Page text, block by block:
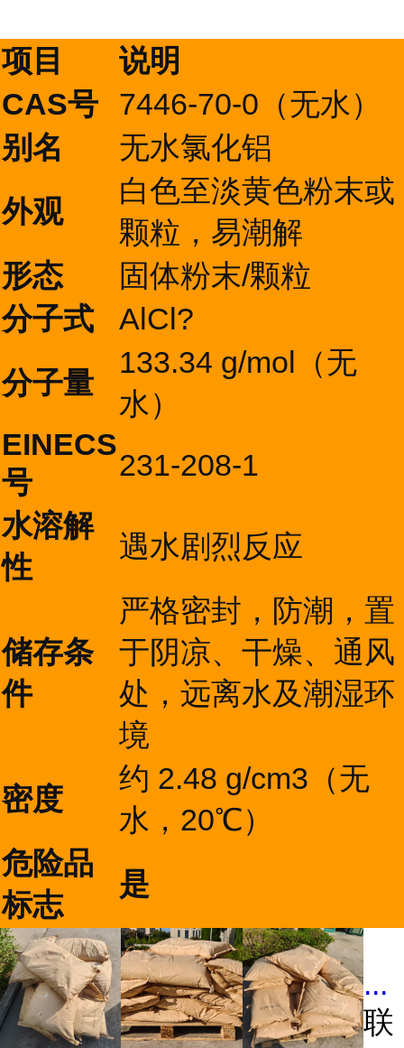
项目
说明
CAS号
7446-70-0（无水）
别名
无水氯化铝
外观
白色至淡黄色粉末或
颗粒，易潮解
形态
固体粉末/颗粒
分子式
AlCl?
分子量
133.34 g/mol（无
水）
EINECS
号
231-208-1
水溶解
性
遇水剧烈反应
储存条
件
严格密封，防潮，置
于阴凉、干燥、通风
处，远离水及潮湿环
境
密度
约 2.48 g/cm3（无
水，20℃）
危险品
标志
是
...
联